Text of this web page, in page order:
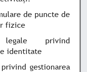
de puncte de
fizice
privind
identitate
gestionarea